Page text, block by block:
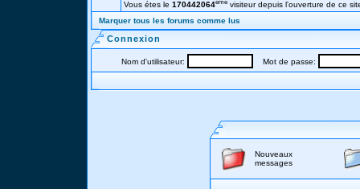
Vous étes le 170442064éme visiteur depuis l'ouverture de ce
Marquer tous les forums comme lus
Connexion
Nom d'utilisateur: Mot de passe:
Nouveaux
messages